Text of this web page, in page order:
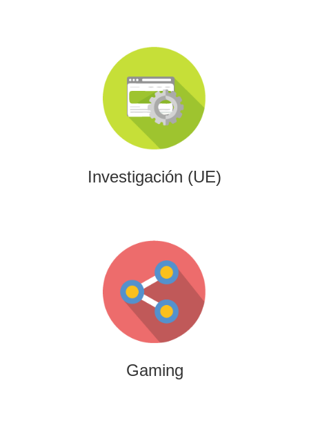
Investigación (UE)
Investigación (UE)
Impulsamos proyectos de I+D+i alineados con programas
europeos, conectando innovación tecnológica con
financiación estratégica.
Gaming
Gaming
Desarrollamos experiencias interactivas y videojuegos
que combinan entretenimiento, innovación y engagement
para marcas y audiencias.